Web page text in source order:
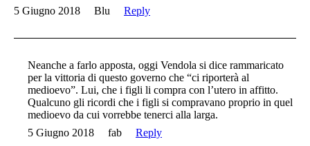
5 Giugno 2018
Blu Reply
Neanche a farlo apposta, oggi Vendola si dice rammaricato
per la vittoria di questo governo che “ci riporterà al
medioevo”. Lui, che i figli li compra con l’utero in affitto.
Qualcuno gli ricordi che i figli si compravano proprio in quel
medioevo da cui vorrebbe tenerci alla larga.
5 Giugno 2018
fab Reply